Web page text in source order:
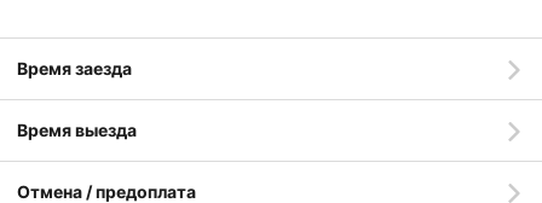
Время заезда
Время выезда
Отмена / предоплата